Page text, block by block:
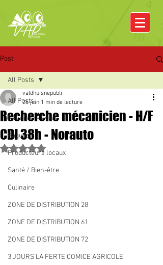
Post
All Posts
Rencontre avec
Pâques
Producteurs locaux
Santé / Bien-être
Culinaire
ZONE DE DISTRIBUTION 28
ZONE DE DISTRIBUTION 61
ZONE DE DISTRIBUTION 72
3 JOURS LA FERTE COMICE AGRICOLE
All Posts
Recherche mécanicien - H/F
CDI 38h - Norauto
valdhuisnepubli
25 juin 1 min de lecture
Noté NaN étoiles sur 5.